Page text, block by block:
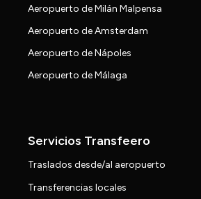
Aeropuerto de Milán Malpensa
Aeropuerto de Amsterdam
Aeropuerto de Nápoles
Aeropuerto de Málaga
Servicios Transfeero
Traslados desde/al aeropuerto
Transferencias locales